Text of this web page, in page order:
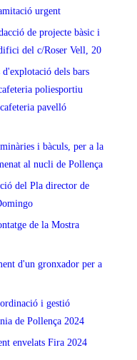
urgent
de projecte bàsic i
del c/Roser Vell, 20
d'explotació dels bars
poliesportiu
pavelló
i bàculs, per a la
al nucli de Pollença
del Pla director de
de la Mostra
d'un gronxador per a
i gestió
de Pollença 2024
envelats Fira 2024